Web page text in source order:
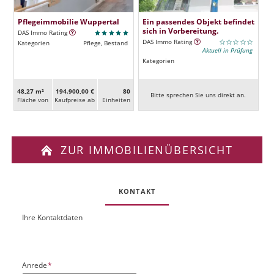
Pflegeimmobilie Wuppertal
DAS Immo Rating
Kategorien
Pflege, Bestand
48,27 m²
Fläche von
194.900,00 €
Kaufpreise ab
80
Ein­heiten
Ein passendes Objekt befindet
sich in Vorbereitung.
DAS Immo Rating
Aktuell in Prüfung
Kategorien
Bitte sprechen Sie uns direkt an.
ZUR IMMOBILIENÜBERSICHT
KONTAKT
O
k
UIhre Kontaktdaten
P
Anrede*